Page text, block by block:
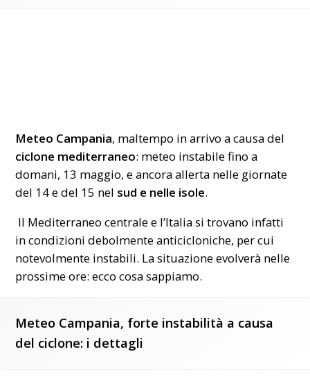
Meteo Campania, maltempo in arrivo a causa del
ciclone mediterraneo: meteo instabile fino a
domani, 13 maggio, e ancora allerta nelle giornate
del 14 e del 15 nel sud e nelle isole.
Il Mediterraneo centrale e l’Italia si trovano infatti
in condizioni debolmente anticicloniche, per cui
notevolmente instabili. La situazione evolverà nelle
prossime ore: ecco cosa sappiamo.
Meteo Campania, forte instabilità a causa
del ciclone: i dettagli